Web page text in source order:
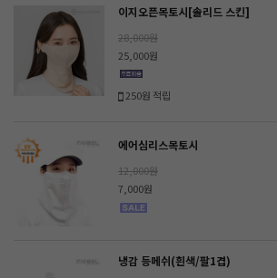
이지오픈목토시[솔리드 스킨]
28,000원
25,000원
250원 적립
에어심리스목토시
12,000원
7,000원
냉감 등메쉬(흰색/팔1겹)